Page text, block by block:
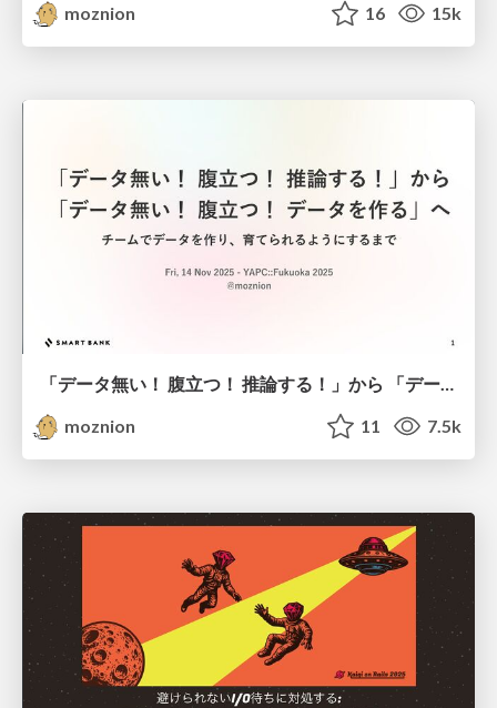
moznion
16 15k
「データ無い！ 腹立つ！ 推論する！」から 「データ無い！ 腹立つ！ データを作る」へ チームでデータを作り、育てられるようにするまで / How can we create, use, and maintain data ourselves?
moznion
11 7.5k